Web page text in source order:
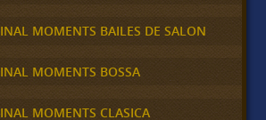
MOMENTS BAILES DE SALON
MOMENTS BOSSA
MOMENTS CLASICA